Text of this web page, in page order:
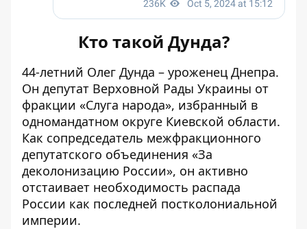
Кто такой Дунда?
44-летний Олег Дунда – уроженец Днепра.
Он депутат Верховной Рады Украины от
фракции «Слуга народа», избранный в
одномандатном округе Киевской области.
Как сопредседатель межфракционного
депутатского объединения «За
деколонизацию России», он активно
отстаивает необходимость распада
России как последней постколониальной
империи.